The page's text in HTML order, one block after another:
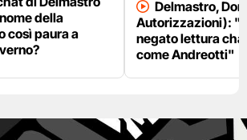
della
così paura a
Delmastro,
Autorizzazioni):
negato lettura
come Andreotti"